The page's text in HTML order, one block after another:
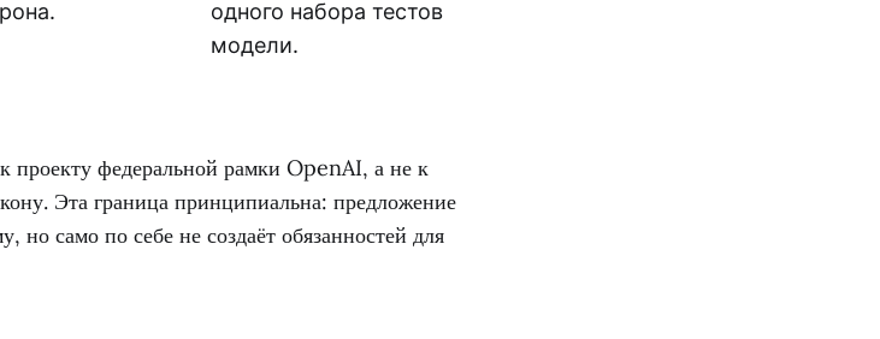
одного набора тестов
модели.
проекту федеральной рамки OpenAI, а не к
Эта граница принципиальна: предложение
само по себе не создаёт обязанностей для